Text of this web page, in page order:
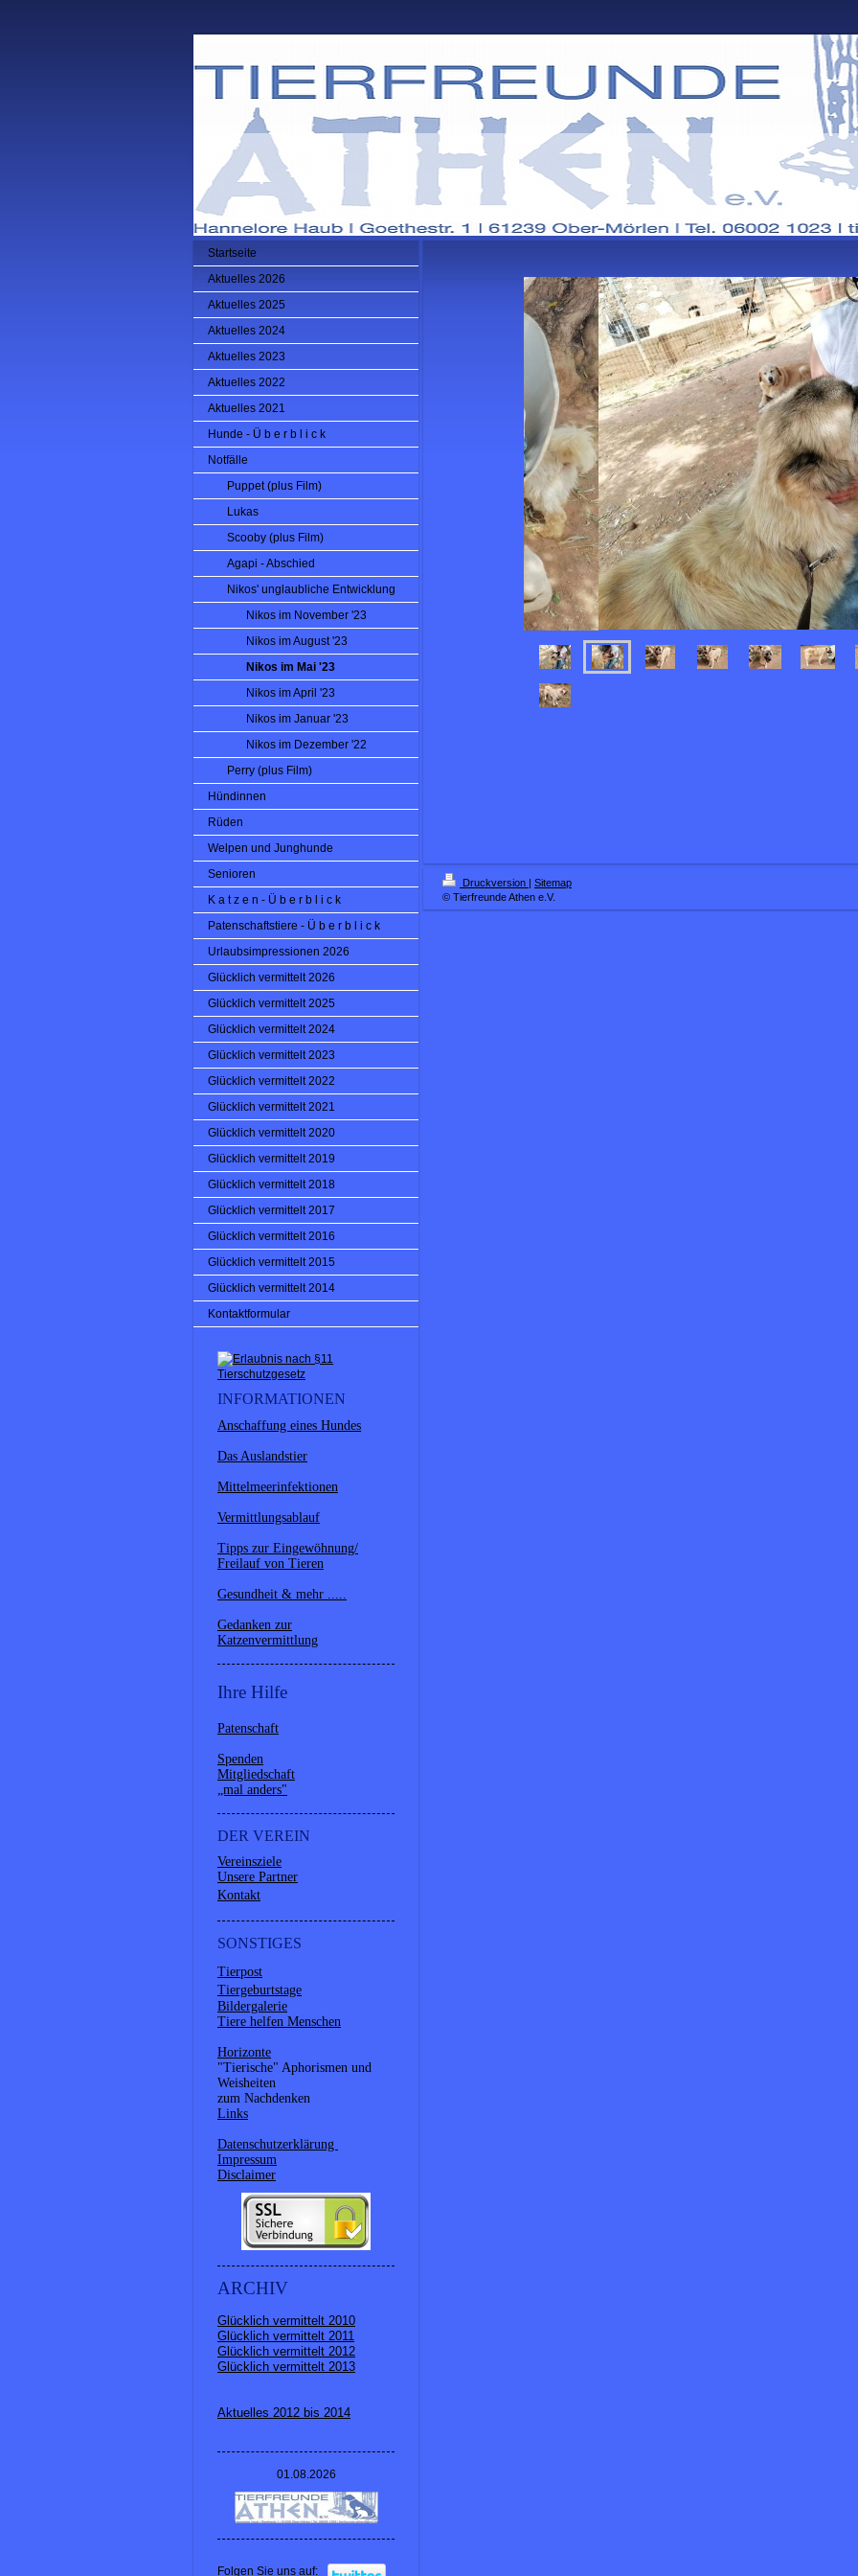
Startseite
Aktuelles 2026
Aktuelles 2025
Aktuelles 2024
Aktuelles 2023
Aktuelles 2022
Aktuelles 2021
Hunde - Ü b e r b l i c k
Notfälle
Puppet (plus Film)
Lukas
Scooby (plus Film)
Agapi - Abschied
Nikos' unglaubliche Entwicklung
Nikos im November '23
Nikos im August '23
Nikos im Mai '23
Nikos im April '23
Nikos im Januar '23
Nikos im Dezember '22
Perry (plus Film)
Hündinnen
Rüden
Welpen und Junghunde
Senioren
K a t z e n - Ü b e r b l i c k
Patenschaftstiere - Ü b e r b l i c k
Urlaubsimpressionen 2026
Glücklich vermittelt 2026
Glücklich vermittelt 2025
Glücklich vermittelt 2024
Glücklich vermittelt 2023
Glücklich vermittelt 2022
Glücklich vermittelt 2021
Glücklich vermittelt 2020
Glücklich vermittelt 2019
Glücklich vermittelt 2018
Glücklich vermittelt 2017
Glücklich vermittelt 2016
Glücklich vermittelt 2015
Glücklich vermittelt 2014
Kontaktformular
INFORMATIONEN
Anschaffung eines Hundes
Das Auslandstier
Mittelmeerinfektionen
Vermittlungsablauf
Tipps zur Eingewöhnung/
Freilauf von Tieren
Gesundheit & mehr .....
Gedanken zur
Katzenvermittlung
Ihre Hilfe
Patenschaft
Spenden
Mitgliedschaft
„mal anders"
DER VEREIN
Vereinsziele
Unsere Partner
Kontakt
SONSTIGES
Tierpost
Tiergeburtstage
Bildergalerie
Tiere helfen Menschen
Horizonte
"Tierische" Aphorismen und
Weisheiten
zum Nachdenken
Links
Datenschutzerklärung
Impressum
Disclaimer
ARCHIV
Glücklich vermittelt 2010
Glücklich vermittelt 2011
Glücklich vermittelt 2012
Glücklich vermittelt 2013
Aktuelles 2012 bis 2014
01.08.2026
Folgen Sie uns auf:
Druckversion | Sitemap
© Tierfreunde Athen e.V.